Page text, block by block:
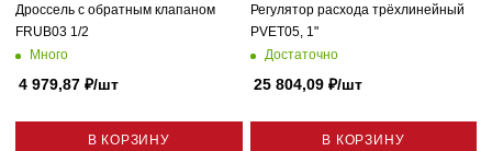
Дроссель с обратным клапаном
FRUB03 1/2
Много
4 979,87 ₽/шт
В КОРЗИНУ
Регулятор расхода трёхлинейный
PVET05, 1"
Достаточно
25 804,09₽/шт
В КОРЗИНУ